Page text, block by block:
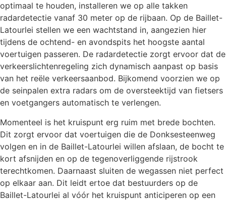
optimaal te houden, installeren we op alle takken
radardetectie vanaf 30 meter op de rijbaan. Op de Baillet-
Latourlei stellen we een wachtstand in, aangezien hier
tijdens de ochtend- en avondspits het hoogste aantal
voertuigen passeren. De radardetectie zorgt ervoor dat de
verkeerslichtenregeling zich dynamisch aanpast op basis
van het reële verkeersaanbod. Bijkomend voorzien we op
de seinpalen extra radars om de oversteektijd van fietsers
en voetgangers automatisch te verlengen.
Momenteel is het kruispunt erg ruim met brede bochten.
Dit zorgt ervoor dat voertuigen die de Donksesteenweg
volgen en in de Baillet-Latourlei willen afslaan, de bocht te
kort afsnijden en op de tegenoverliggende rijstrook
terechtkomen. Daarnaast sluiten de wegassen niet perfect
op elkaar aan. Dit leidt ertoe dat bestuurders op de
Baillet-Latourlei al vóór het kruispunt anticiperen op een